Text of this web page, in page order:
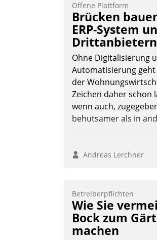
Die monatlichen
Heizungs- und
automatisiert,
Wunsch über
Kommunikationswege
Empfängern ein.
Nadja Hußmann
Offene Plattform
Brücken
ERP-System
Drittanbietern
Ohne Digitalisierung
Automatisierung geht
der
Zeichen daher schon
wenn auch,
behutsamer als in
Andreas Lerchner
Betreiberpflichten
Wie Sie
Bock zum
machen